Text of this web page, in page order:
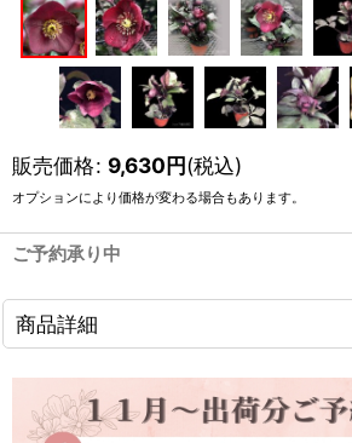
販売価格: 9,630円(税込)
オプションにより価格が変わる場合もあります。
ご予約承り中
商品詳細